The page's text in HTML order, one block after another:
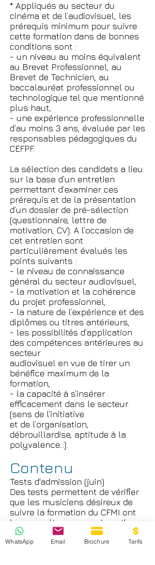
* Appliqués au secteur du
cinéma et de l’audiovisuel, les
prérequis minimum pour suivre
cette formation dans de bonnes
conditions sont :
- un niveau au moins équivalent
au Brevet Professionnel, au
Brevet de Technicien, au
baccalauréat professionnel ou
technologique tel que mentionné
plus haut,
- une expérience professionnelle
d’au moins 3 ans, évaluée par les
responsables pédagogiques du
CEFPF.
La sélection des candidats a lieu
sur la base d’un entretien
permettant d’examiner ces
prérequis et de la présentation
d’un dossier de pré-sélection
(questionnaire, lettre de
motivation, CV). A l’occasion de
cet entretien sont
particulièrement évalués les
points suivants :
- le niveau de connaissance
général du secteur audiovisuel,
- la motivation et la cohérence
du projet professionnel,
- la nature de l’expérience et des
diplômes ou titres antérieurs,
- les possibilités d’application
des compétences antérieures au
secteur
audiovisuel en vue de tirer un
bénéfice maximum de la
formation,
- la capacité à s’insérer
efficacement dans le secteur
(sens de l’initiative
et de l’organisation,
débrouillardise, aptitude à la
polyvalence...).
Contenu
Tests d'admission (juin)
Des tests permettent de vérifier
que les musiciens désireux de
suivre la formation du CFMI ont
les compétences requises. Ils
concernent la lecture solfégique,
la pratique instrumentale, le
WhatsApp Email Brochure Tarifs